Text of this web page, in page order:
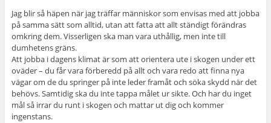
Jag blir så häpen när jag träffar människor som envisas med att jobba
på samma sätt som alltid, utan att fatta att allt ständigt förändras
omkring dem. Visserligen ska man vara uthållig, men inte till
dumhetens gräns.
Att jobba i dagens klimat är som att orientera ute i skogen under ett
oväder – du får vara förberedd på allt och vara redo att finna nya
vägar om de du springer på inte leder framåt och söka skydd när det
behövs. Samtidig ska du inte tappa målet ur sikte. Och har du inget
mål så irrar du runt i skogen och mattar ut dig och kommer
ingenstans.